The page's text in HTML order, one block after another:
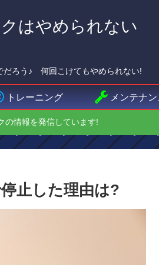
はやめられない
ろう♪ 何回こけてもやめられない!
トレーニング メンテナ
の情報を発信しています!
止した理由は?